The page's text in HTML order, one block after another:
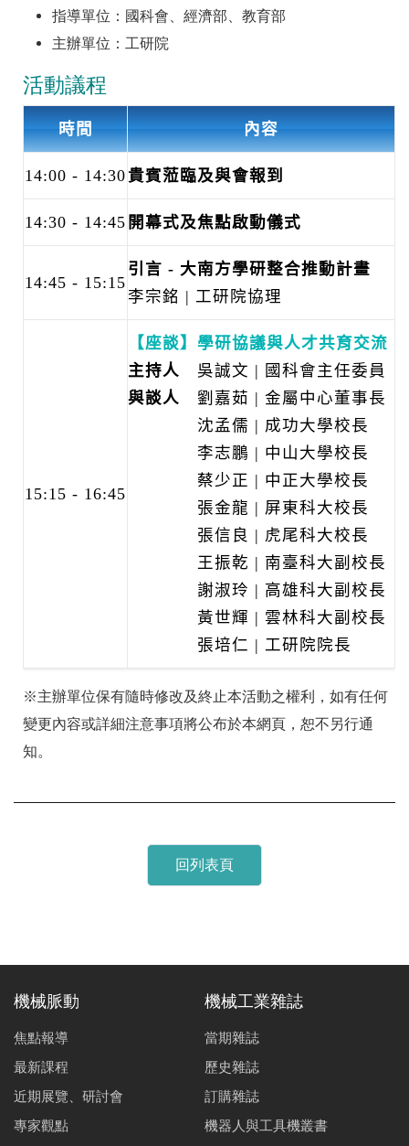
指導單位：國科會、經濟部、教育部
主辦單位：工研院
活動議程
時間 內容
14:00 - 14:30 貴賓蒞臨及與會報到
14:30 - 14:45 開幕式及焦點啟動儀式
14:45 - 15:15
引言 - 大南方學研整合推動計畫
李宗銘 | 工研院協理
15:15 - 16:45
【座談】學研協議與人才共育交流
主持人 吳誠文 | 國科會主任委員
與談人 劉嘉茹 | 金屬中心董事長
沈孟儒 | 成功大學校長
李志鵬 | 中山大學校長
蔡少正 | 中正大學校長
張金龍 | 屏東科大校長
張信良 | 虎尾科大校長
王振乾 | 南臺科大副校長
謝淑玲 | 高雄科大副校長
黃世輝 | 雲林科大副校長
張培仁 | 工研院院長
※主辦單位保有隨時修改及終止本活動之權利，如有任何
變更內容或詳細注意事項將公布於本網頁，恕不另行通
知。
回列表頁
機械脈動
焦點報導
最新課程
近期展覽、研討會
專家觀點
機械工業雜誌
當期雜誌
歷史雜誌
訂購雜誌
機器人與工具機叢書